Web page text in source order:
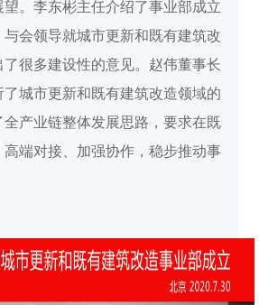
。李东彬主任介绍了事业部成立
会领导就城市更新和既有建筑改
很多建设性的意见。赵伟董事长
城市更新和既有建筑改造领域的
全产业链整体发展思路，要求在既
端对接、加强协作，稳步推动事